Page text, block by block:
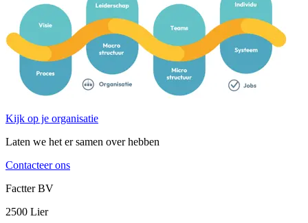
Kijk op je organisatie
Laten we het er samen over hebben
Contacteer ons
Factter BV
2500 Lier